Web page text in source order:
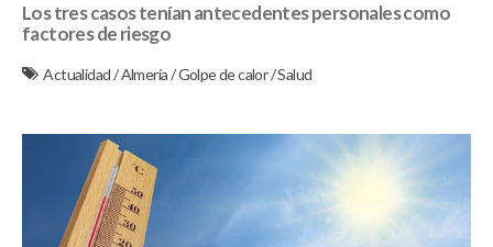
Los tres casos tenían antecedentes personales como
factores de riesgo
Actualidad/Almería/Golpe de calor/Salud